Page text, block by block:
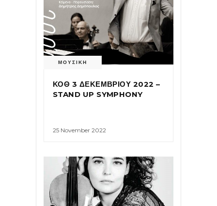
ΜΟΥΣΙΚΗ
ΚΟΘ 3 ΔΕΚΕΜΒΡΙΟΥ 2022 –
STAND UP SYMPHONY
25 November 2022